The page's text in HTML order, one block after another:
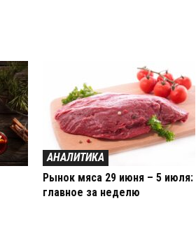
АНАЛИТИКА
Рынок мяса 29 июня – 5 июля:
главное за неделю